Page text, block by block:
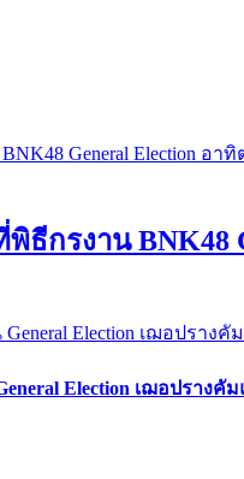
ธีกรงาน BNK48
Election เฌอปรางคั